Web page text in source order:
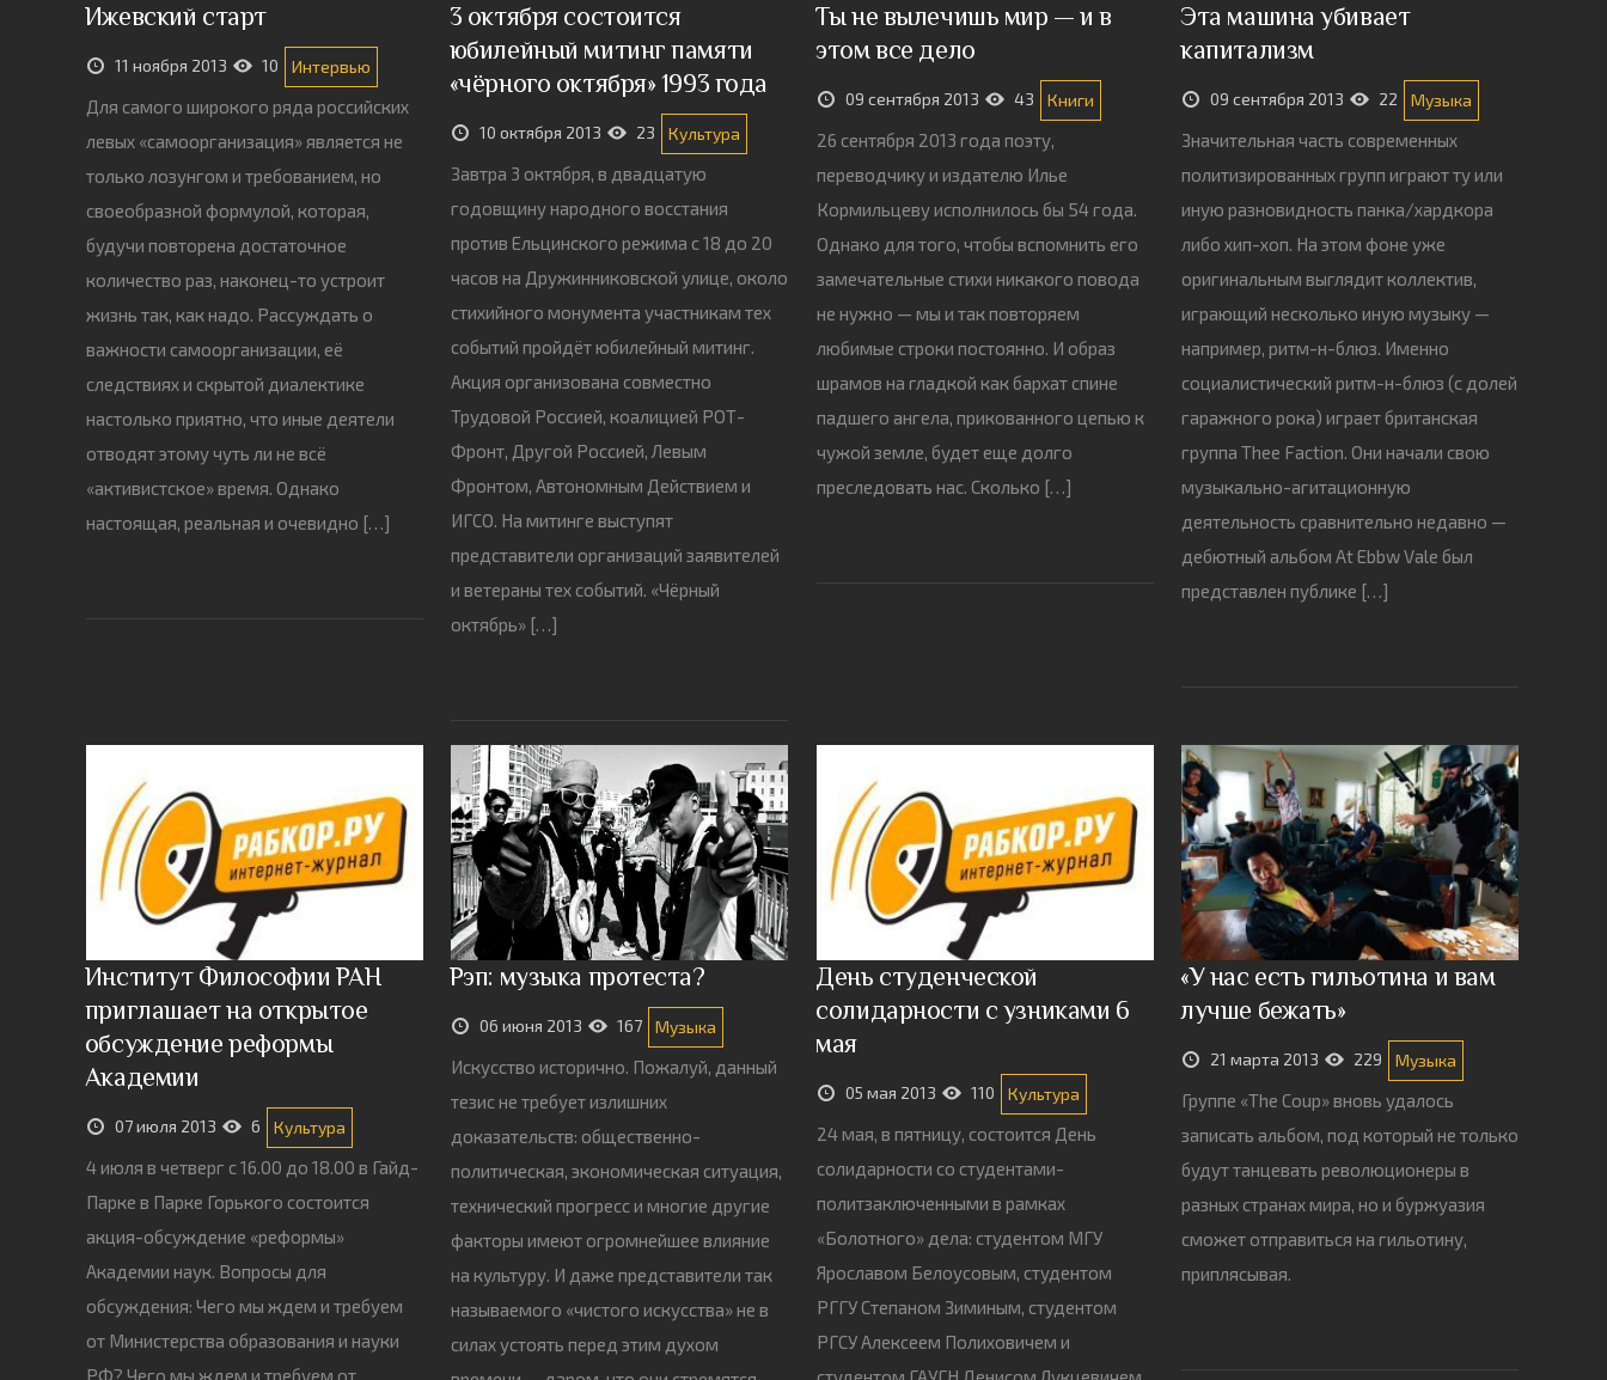
Ижевский старт
11 ноября 2013 10 Интервью
Для самого широкого ряда российских
левых «самоорганизация» является не
только лозунгом и требованием, но
своеобразной формулой, которая,
будучи повторена достаточное
количество раз, наконец-то устроит
жизнь так, как надо. Рассуждать о
важности самоорганизации, её
следствиях и скрытой диалектике
настолько приятно, что иные деятели
отводят этому чуть ли не всё
«активистское» время. Однако
настоящая, реальная и очевидно […]
3 октября состоится
юбилейный митинг памяти
«чёрного октября» 1993 года
10 октября 2013 23 Культура
Завтра 3 октября, в двадцатую
годовщину народного восстания
против Ельцинского режима с 18 до 20
часов на Дружинниковской улице, около
стихийного монумента участникам тех
событий пройдёт юбилейный митинг.
Акция организована совместно
Трудовой Россией, коалицией РОТ-
Фронт, Другой Россией, Левым
Фронтом, Автономным Действием и
ИГСО. На митинге выступят
представители организаций заявителей
и ветераны тех событий. «Чёрный
октябрь» […]
Ты не вылечишь мир — и в
этом все дело
09 сентября 2013 43 Книги
26 сентября 2013 года поэту,
переводчику и издателю Илье
Кормильцеву исполнилось бы 54 года.
Однако для того, чтобы вспомнить его
замечательные стихи никакого повода
не нужно — мы и так повторяем
любимые строки постоянно. И образ
шрамов на гладкой как бархат спине
падшего ангела, прикованного цепью к
чужой земле, будет еще долго
преследовать нас. Сколько […]
Эта машина убивает
капитализм
09 сентября 2013 22 Музыка
Значительная часть современных
политизированных групп играют ту или
иную разновидность панка/хардкора
либо хип-хоп. На этом фоне уже
оригинальным выглядит коллектив,
играющий несколько иную музыку —
например, ритм-н-блюз. Именно
социалистический ритм-н-блюз (с долей
гаражного рока) играет британская
группа Thee Faction. Они начали свою
музыкально-агитационную
деятельность сравнительно недавно —
дебютный альбом At Ebbw Vale был
представлен публике […]
Институт Философии РАН
приглашает на открытое
обсуждение реформы
Академии
07 июля 2013 6 Культура
4 июля в четверг с 16.00 до 18.00 в Гайд-
Парке в Парке Горького состоится
акция-обсуждение «реформы»
Академии наук. Вопросы для
обсуждения: Чего мы ждем и требуем
от Министерства образования и науки
РФ? Чего мы ждем и требуем от
Рэп: музыка протеста?
06 июня 2013 167 Музыка
Искусство исторично. Пожалуй, данный
тезис не требует излишних
доказательств: общественно-
политическая, экономическая ситуация,
технический прогресс и многие другие
факторы имеют огромнейшее влияние
на культуру. И даже представители так
называемого «чистого искусства» не в
силах устоять перед этим духом
День студенческой
солидарности с узниками 6
мая
05 мая 2013 110 Культура
24 мая, в пятницу, состоится День
солидарности со студентами-
политзаключенными в рамках
«Болотного» дела: студентом МГУ
Ярославом Белоусовым, студентом
РГГУ Степаном Зиминым, студентом
РГСУ Алексеем Полиховичем и
«У нас есть гильотина и вам
лучше бежать»
21 марта 2013 229 Музыка
Группе «The Coup» вновь удалось
записать альбом, под который не только
будут танцевать революционеры в
разных странах мира, но и буржуазия
сможет отправиться на гильотину,
приплясывая.